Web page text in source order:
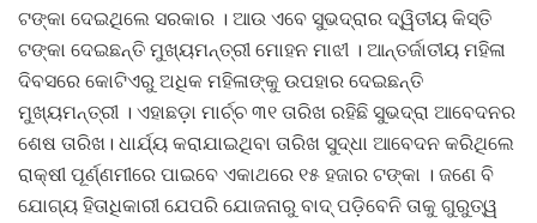
ଟଙ୍କା ଦେଇଥିଲେ ସରକାର । ଆଉ ଏବେ ସୁଭଦ୍ରାର ଦ୍ୱିତୀୟ କିସ୍ତି
ଟଙ୍କା ଦେଇଛନ୍ତି ମୁଖ୍ୟମନ୍ତ୍ରୀ ମୋହନ ମାଝୀ । ଆନ୍ତର୍ଜାତୀୟ ମହିଳା
ଦିବସରେ କୋଟିଏରୁ ଅଧିକ ମହିଳାଙ୍କୁ ଉପହାର ଦେଇଛନ୍ତି
ମୁଖ୍ୟମନ୍ତ୍ରୀ । ଏହାଛଡ଼ା ମାର୍ଚ୍ଚ ୩୧ ତାରିଖ ରହିଛି ସୁଭଦ୍ରା ଆବେଦନର
ଶେଷ ତାରିଖ। ଧାର୍ଯ୍ୟ କରାଯାଇଥିବା ତାରିଖ ସୁଦ୍ଧା ଆବେଦନ କରିଥିଲେ
ରାକ୍ଷୀ ପୂର୍ଣ୍ଣମୀରେ ପାଇବେ ଏକାଥରେ ୧୫ ହଜାର ଟଙ୍କା । ଜଣେ ବି
ଯୋଗ୍ୟ ହିତାଧିକାରୀ ଯେପରି ଯୋଜନାରୁ ବାଦ୍‌ ପଡ଼ିବେନି ତାକୁ ଗୁରୁତ୍ୱ